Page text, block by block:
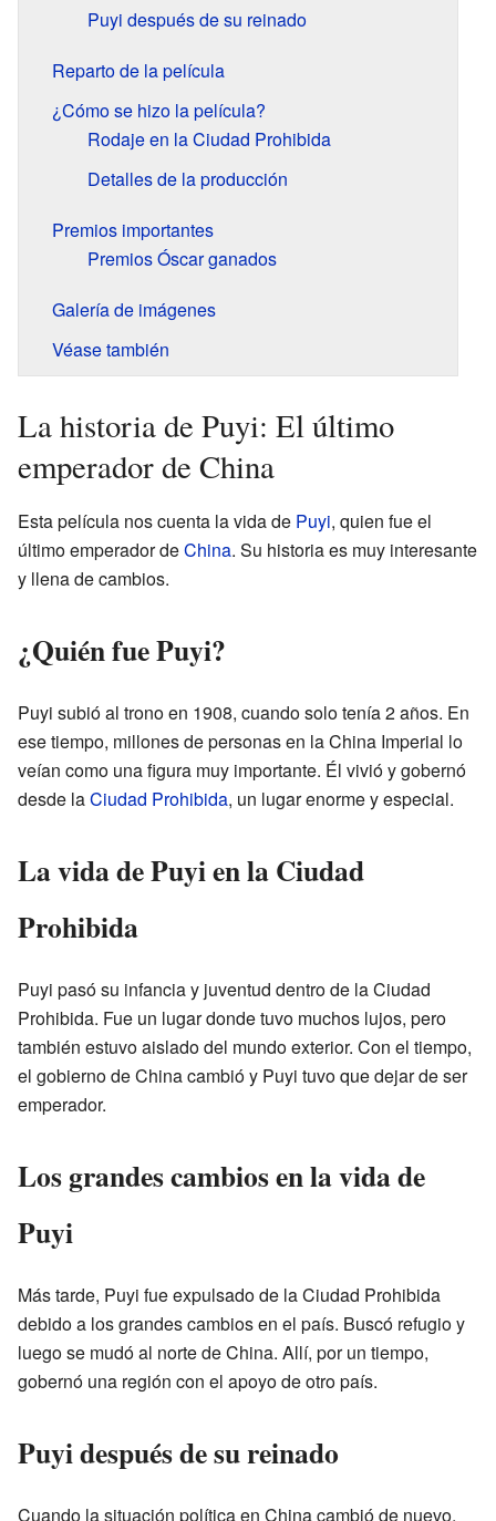
Puyi después de su reinado
Reparto de la película
¿Cómo se hizo la película?
Rodaje en la Ciudad Prohibida
Detalles de la producción
Premios importantes
Premios Óscar ganados
Galería de imágenes
Véase también
La historia de Puyi: El último
emperador de China
Esta película nos cuenta la vida de Puyi, quien fue el
último emperador deChina. Su historia es muy interesante
y llena de cambios.
¿Quién fue Puyi?
Puyi subió al trono en 1908, cuando solo tenía 2 años. En
ese tiempo, millones de personas en la China Imperial lo
veían como una figura muy importante. Él vivió y gobernó
desde laCiudad Prohibida, un lugar enorme y especial.
La vida de Puyi en la Ciudad
Prohibida
Puyi pasó su infancia y juventud dentro de la Ciudad
Prohibida. Fue un lugar donde tuvo muchos lujos, pero
también estuvo aislado del mundo exterior. Con el tiempo,
el gobierno de China cambió y Puyi tuvo que dejar de ser
emperador.
Los grandes cambios en la vida de
Puyi
Más tarde, Puyi fue expulsado de la Ciudad Prohibida
debido a los grandes cambios en el país. Buscó refugio y
luego se mudó al norte de China. Allí, por un tiempo,
gobernó una región con el apoyo de otro país.
Puyi después de su reinado
Cuando la situación política en China cambió de nuevo,